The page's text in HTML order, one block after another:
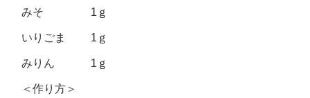
みそ 1ｇ
いりごま 1ｇ
みりん 1ｇ
＜作り方＞